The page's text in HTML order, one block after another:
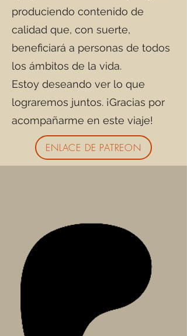
produciendo contenido de
calidad que, con suerte,
beneficiará a personas de todos
los ámbitos de la vida.
Estoy deseando ver lo que
lograremos juntos. ¡Gracias por
acompañarme en este viaje!
ENLACE DE PATREON